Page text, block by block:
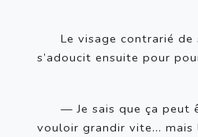
Le visage contrarié de
s’adoucit ensuite pour
— Je sais que ça peut
vouloir grandir vite… mais